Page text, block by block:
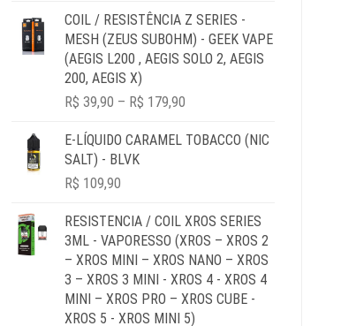
R$ 34,90
THROUGH
R$ 64,90
COIL / RESISTÊNCIA Z SERIES -
MESH (ZEUS SUBOHM) - GEEK VAPE
(AEGIS L200 , AEGIS SOLO 2, AEGIS
200, AEGIS X)
R$ 39,90 – R$ 179,90
R$ 39,90
E-LÍQUIDO CARAMEL TOBACCO (NIC
SALT) - BLVK
R$ 109,90
RESISTENCIA / COIL XROS SERIES
3ML - VAPORESSO (XROS – XROS 2
– XROS MINI – XROS NANO – XROS
3 – XROS 3 MINI - XROS 4 - XROS 4
MINI – XROS PRO – XROS CUBE -
XROS 5 - XROS MINI 5)